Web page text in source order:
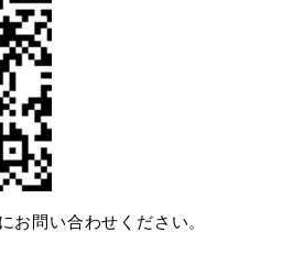
お問い合わせください。